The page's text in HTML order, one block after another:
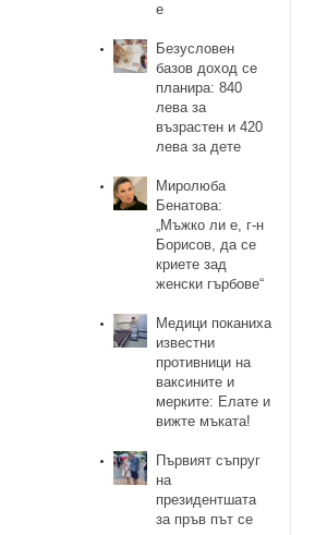
е
Безусловен
базов доход се
планира: 840
лева за
възрастен и 420
лева за дете
Миролюба
Бенатова:
„Мъжко ли е, г-н
Борисов, да се
криете зад
женски гърбове“
Медици поканиха
известни
противници на
ваксините и
мерките: Елате и
вижте мъката!
Първият съпруг
на
президентшата
за пръв път се